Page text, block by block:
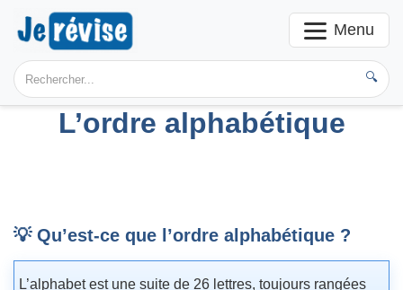
Menu
🔍
L’ordre alphabétique
💡 Qu’est-ce que l’ordre alphabétique ?
L’alphabet est une suite de 26 lettres, toujours rangées